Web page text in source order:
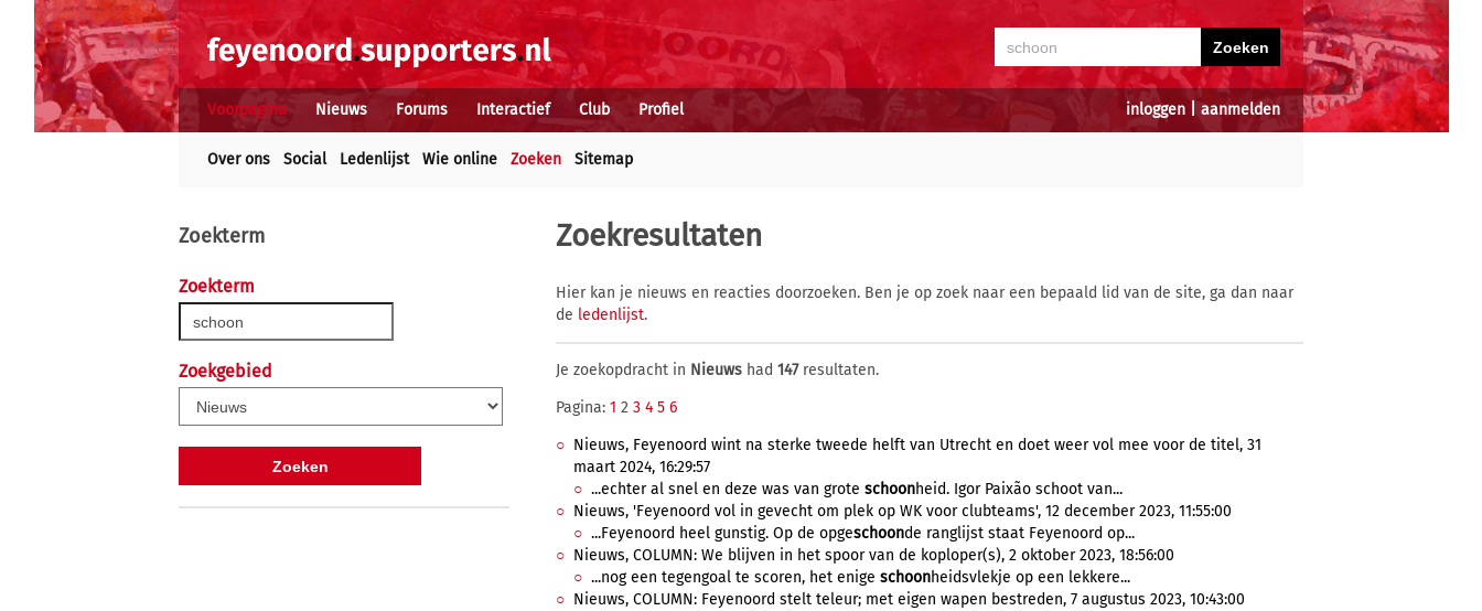
inloggen aanmelden
Voorpagina Nieuws Forums Interactief Club Profiel
Over ons Social Ledenlijst Wie online Zoeken Sitemap
Zoekterm
Zoekterm
Zoekgebied
Zoekresultaten
Hier kan je nieuws en reacties doorzoeken. Ben je op zoek naar een bepaald lid van de site, ga dan naar
de ledenlijst.
Je zoekopdracht in Nieuws had 147resultaten.
Pagina: 1 2 3 4 5 6
Nieuws, Feyenoord wint na sterke tweede helft van Utrecht en doet weer vol mee voor de titel, 31
maart 2024, 16:29:57
...echter al snel en deze was van grote schoonheid. Igor Paixão schoot van...
Nieuws, 'Feyenoord vol in gevecht om plek op WK voor clubteams', 12 december 2023, 11:55:00
...Feyenoord heel gunstig. Op de opgeschoonde ranglijst staat Feyenoord op...
Nieuws, COLUMN: We blijven in het spoor van de koploper(s), 2 oktober 2023, 18:56:00
...nog een tegengoal te scoren, het enige schoonheidsvlekje op een lekkere...
Nieuws, COLUMN: Feyenoord stelt teleur; met eigen wapen bestreden, 7 augustus 2023, 10:43:00